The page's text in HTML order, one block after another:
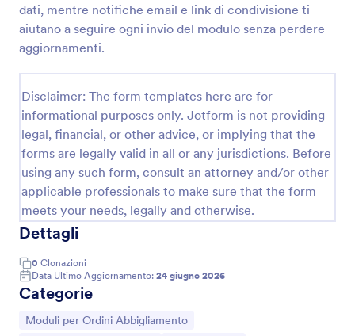
dati, mentre notifiche email e link di condivisione ti
aiutano a seguire ogni invio del modulo senza perdere
aggiornamenti.
Disclaimer: The form templates here are for
informational purposes only. Jotform is not providing
legal, financial, or other advice, or implying that the
forms are legally valid in all or any jurisdictions. Before
using any such form, consult an attorney and/or other
applicable professionals to make sure that the form
meets your needs, legally and otherwise.
Dettagli
0 Clonazioni
Data Ultimo Aggiornamento: 24 giugno 2026
Categorie
Vai alla Categoria:
Moduli per Ordini Abbigliamento
Modulo Per Ordine Calzature
Ecco un semplice Modulo per Ordine Calzature con
cui i tuoi clienti possono specificare il design, la
dati di contatto e l'indirizzo di consegna ed
effettuando il pagamento. Lo strumento di
pagamento utilizzato da questo modello di modulo
d'ordine per scarpe è Paypal standard. Tuttavia, è
possibile sostituire lo strumento di pagamento
Paypal con molti altri processori di pagamento come
Stripe, Authorize.net, Square, ecc. Lo strumento di
pagamento fornito da Jotform consente di creare
opzioni di prodotto, definirne i prezzi e aggiungerne
le immagini. Il modello ti fornirà quindi un processo
d'ordine più semplice e un servizio di pagamento più
rapido.
Go to Category:
Moduli per Ordini Abbigliamento
Usa Template
Anteprima